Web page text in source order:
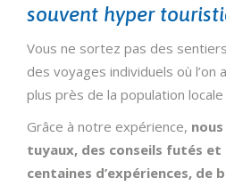
souvent hyper
Vous ne sortez pas des
des voyages individuels où l’on
plus près de la population
Grâce à notre expérience,
tuyaux, des conseils futés et
centaines d’expériences, de